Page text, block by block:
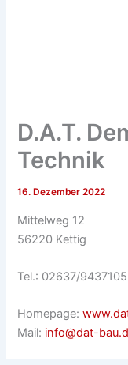
D.A.T.
Technik
16. Dezember 2022
Mittelweg 12
56220 Kettig
Tel.: 02637/9437105
Homepage:
Mail: info@dat-